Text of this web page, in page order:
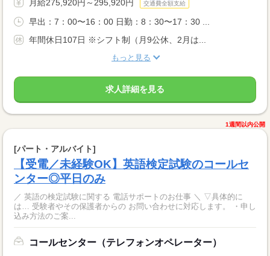
月給275,920円～295,920円 交通費全額支給
早出：7：00〜16：00 日勤：8：30〜17：30 ...
年間休日107日 ※シフト制（月9公休、2月は...
もっと見る
求人詳細を見る
1週間以内公開
[パート・アルバイト]
【受電／未経験OK】英語検定試験のコールセ
ンター◎平日のみ
／ 英語の検定試験に関する 電話サポートのお仕事 ＼ ▽具体的に
は… 受験者やその保護者からの お問い合わせに対応します。 ・申し
込み方法のご案...
コールセンター（テレフォンオペレーター）